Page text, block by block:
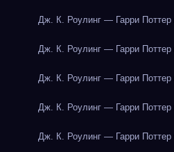
Дж. К. Роулинг — Гарри
Дж. К. Роулинг — Гарри
Дж. К. Роулинг — Гарри
Дж. К. Роулинг — Гарри
Дж. К. Роулинг — Гарри